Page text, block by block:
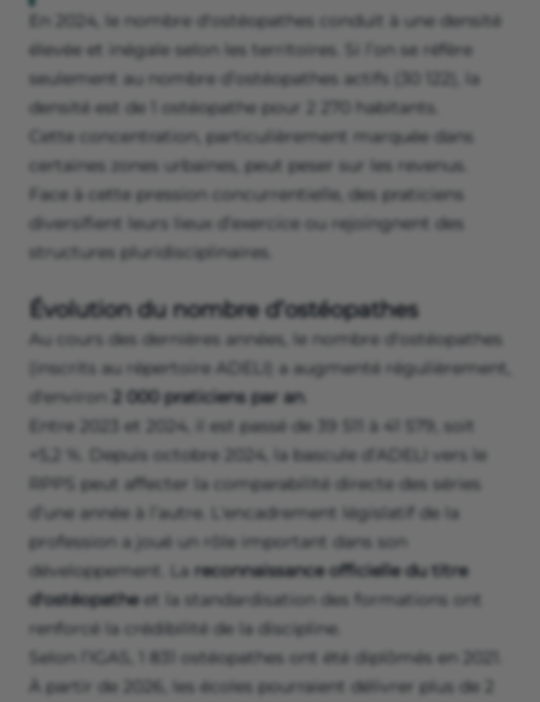
En 2024, le nombre d'ostéopathes conduit à une densité
élevée et inégale selon les territoires. Si l’on se réfère
seulement au nombre d’ostéopathes actifs (30 122), la
densité est de 1 ostéopathe pour 2 270 habitants.
Cette concentration, particulièrement marquée dans
certaines zones urbaines, peut peser sur les revenus.
Face à cette pression concurrentielle, des praticiens
diversifient leurs lieux d’exercice ou rejoingnent des
structures pluridisciplinaires.
Évolution du nombre d’ostéopathes
Au cours des dernières années, le nombre d'ostéopathes
(inscrits au répertoire ADELI) a augmenté régulièrement,
d'environ 2 000 praticiens par an.
Entre 2023 et 2024, il est passé de 39 511 à 41 579, soit
+5,2 %. Depuis octobre 2024, la bascule d’ADELI vers le
RPPS peut affecter la comparabilité directe des séries
d’une année à l’autre. L'encadrement législatif de la
profession a joué un rôle important dans son
développement. La reconnaissance officielle du titre
d'ostéopatheet la standardisation des formations ont
renforcé la crédibilité de la discipline.
Selon l’IGAS, 1 831 ostéopathes ont été diplômés en 2021.
À partir de 2026, les écoles pourraient délivrer plus de 2